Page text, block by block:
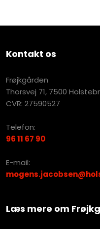
Kontakt os
​Frøjkgården
​Thorsvej 71, 7500
​​CVR: 27590527
Telefon:
96 11 67 90
​​E-mail:
Læs mere om